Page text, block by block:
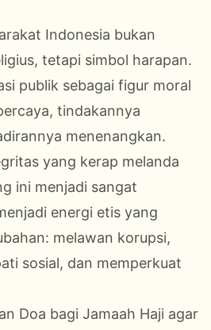
Indonesia bukan
tetapi simbol harapan.
publik sebagai figur moral
tindakannya
menenangkan.
yang kerap melanda
ini menjadi sangat
energi etis yang
melawan korupsi,
sosial, dan memperkuat
Doa bagi Jamaah Haji agar